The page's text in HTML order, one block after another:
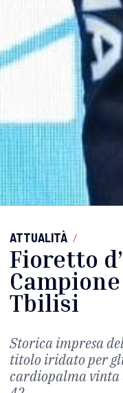
ATTUALITÀ /
Fioretto
Tbilisi
Storica impresa
titolo iridato per
cardiopalma